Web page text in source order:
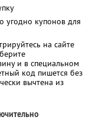
угодно купонов для
на сайте
и в специальном
код пишется без
вычтена из